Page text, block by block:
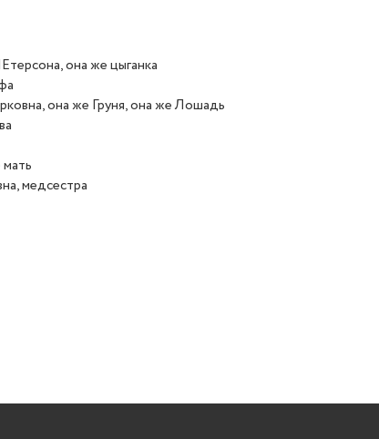
она же цыганка
она же Груня, она же Лошадь
медсестра